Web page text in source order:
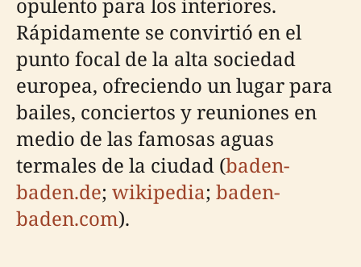
Rápidamente se convirtió en el
punto focal de la alta sociedad
europea, ofreciendo un lugar para
bailes, conciertos y reuniones en
medio de las famosas aguas
termales de la ciudad (baden-
baden.de; wikipedia; baden-
baden.com).